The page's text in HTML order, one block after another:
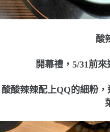
酸
開幕禮，5/31前
酸酸辣辣配上QQ的細粉